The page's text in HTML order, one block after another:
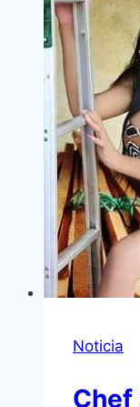
Noticia
Chef